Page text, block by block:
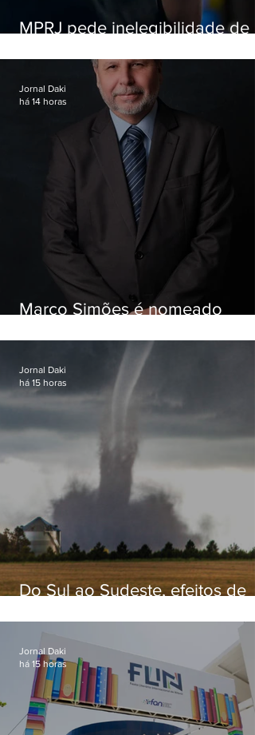
MPRJ pede inelegibilidade de
Marco Simões é nomeado
Jornal Daki
há 14 horas
Do Sul ao Sudeste, efeitos de
apreensão na população
Jornal Daki
há 15 horas
Jornal Daki
há 15 horas